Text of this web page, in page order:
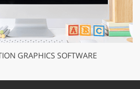
GRAPHICS SOFTWARE